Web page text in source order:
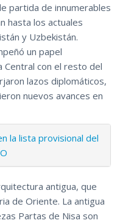
partida de innumerables
hasta los actuales
y Uzbekistán.
un papel
Central con el resto del
lazos diplomáticos,
nuevos avances en
la lista provisional del
antigua, que
de Oriente. La antigua
Partas de Nisa son